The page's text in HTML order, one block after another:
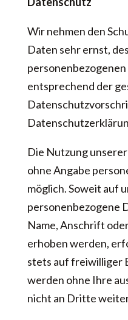
Wir nehmen den
Daten sehr ernst,
entsprechend der
Die Nutzung
ohne Angabe
möglich. Soweit auf
personenbezogene
Name, Anschrift
erhoben werden,
stets auf freiwilliger
werden ohne Ihre
nicht an Dritte